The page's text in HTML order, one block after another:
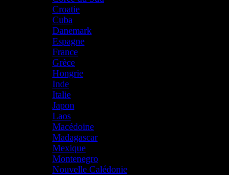
Croatie
Cuba
Danemark
Espagne
France
Grèce
Hongrie
Inde
Italie
Japon
Laos
Macédoine
Madagascar
Mexique
Montenegro
Nouvelle Calédonie